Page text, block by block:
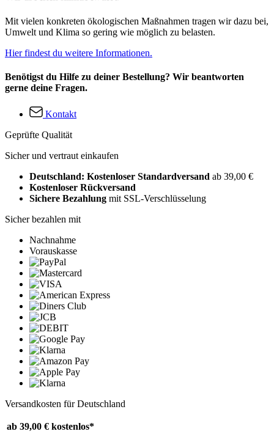
Mit vielen konkreten ökologischen Maßnahmen tragen wir dazu bei,
Umwelt und Klima so gering wie möglich zu belasten.
Hier findest du weitere Informationen.
Benötigst du Hilfe zu deiner Bestellung? Wir beantworten
gerne deine Fragen.
Kontakt
Geprüfte Qualität
Sicher und vertraut einkaufen
Deutschland: Kostenloser Standardversand ab 39,00 €
Kostenloser Rückversand
Sichere Bezahlung mit SSL-Verschlüsselung
Sicher bezahlen mit
Nachnahme
Vorauskasse
Versandkosten für Deutschland
ab 39,00 € kostenlos*